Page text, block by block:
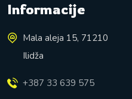
Informacije
Mala aleja 15, 71210
Ilidža
+387 33 639 575